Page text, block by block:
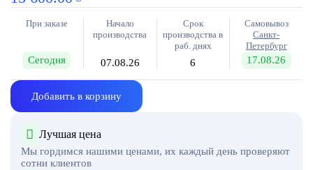
При заказе
Сегодня
Начало
производства
07.08.26
Срок
производства в
раб. днях
6
Самовывоз
Санкт-
Петербург
17.08.26
Добавить в корзину
Лучшая цена
Мы гордимся нашими ценами, их каждый день проверяют
сотни клиентов